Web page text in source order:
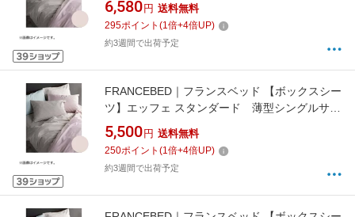
ド
6,580 円 送料無料
295ポイント (1倍+4倍UP)
約3週間で出荷予定
FRANCEBED｜フランスベッド 【ボックスシー
ツ】エッフェ スタンダード 薄型シングルサイ
ズ(綿100%/97×195×20cm/ピンク) フランスベ
ッド
5,500 円 送料無料
250ポイント (1倍+4倍UP)
約3週間で出荷予定